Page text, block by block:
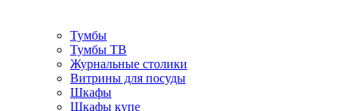
Тумбы
Тумбы ТВ
Журнальные столики
Витрины для посуды
Шкафы
Шкафы купе